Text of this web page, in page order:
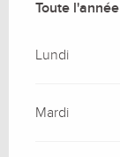
Toute l'année
Toute l'année
Lundi
Mardi